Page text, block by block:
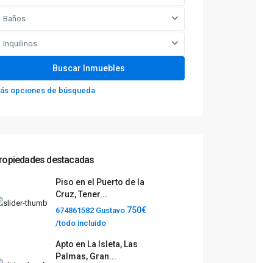
Baños
Inquilinos
opciones de búsqueda
destacadas
Piso en el Puerto de la
Cruz, Tener...
674861582 Gustavo 750€
/todo incluido
Apto en La Isleta, Las
Palmas, Gran...